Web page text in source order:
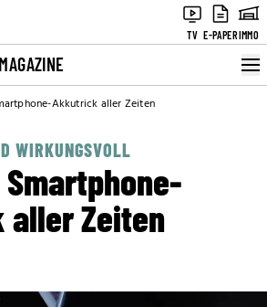
TV E-PAPERIMMO
MAGAZINE
Akkutrick aller Zeiten
WIRKUNGSVOLL
Zeiten